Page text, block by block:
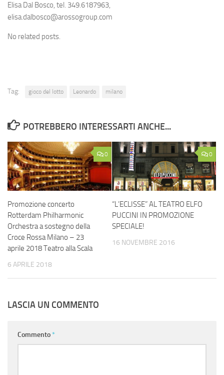
Elisa Dal Bosco, tel. 349.6187963,
elisa.dalbosco@arossogroup.com
No related posts.
Tag: gioco del lotto Leonardo milano
POTREBBERO INTERESSARTI ANCHE...
0
Promozione concerto
Rotterdam Philharmonic
Orchestra a sostegno della
Croce Rossa Milano – 23
aprile 2018 Teatro alla Scala
6 APRILE 2018
0
“L’ECLISSE” AL TEATRO ELFO
PUCCINI IN PROMOZIONE
SPECIALE!
16 NOVEMBRE 2016
LASCIA UN COMMENTO
Commento *